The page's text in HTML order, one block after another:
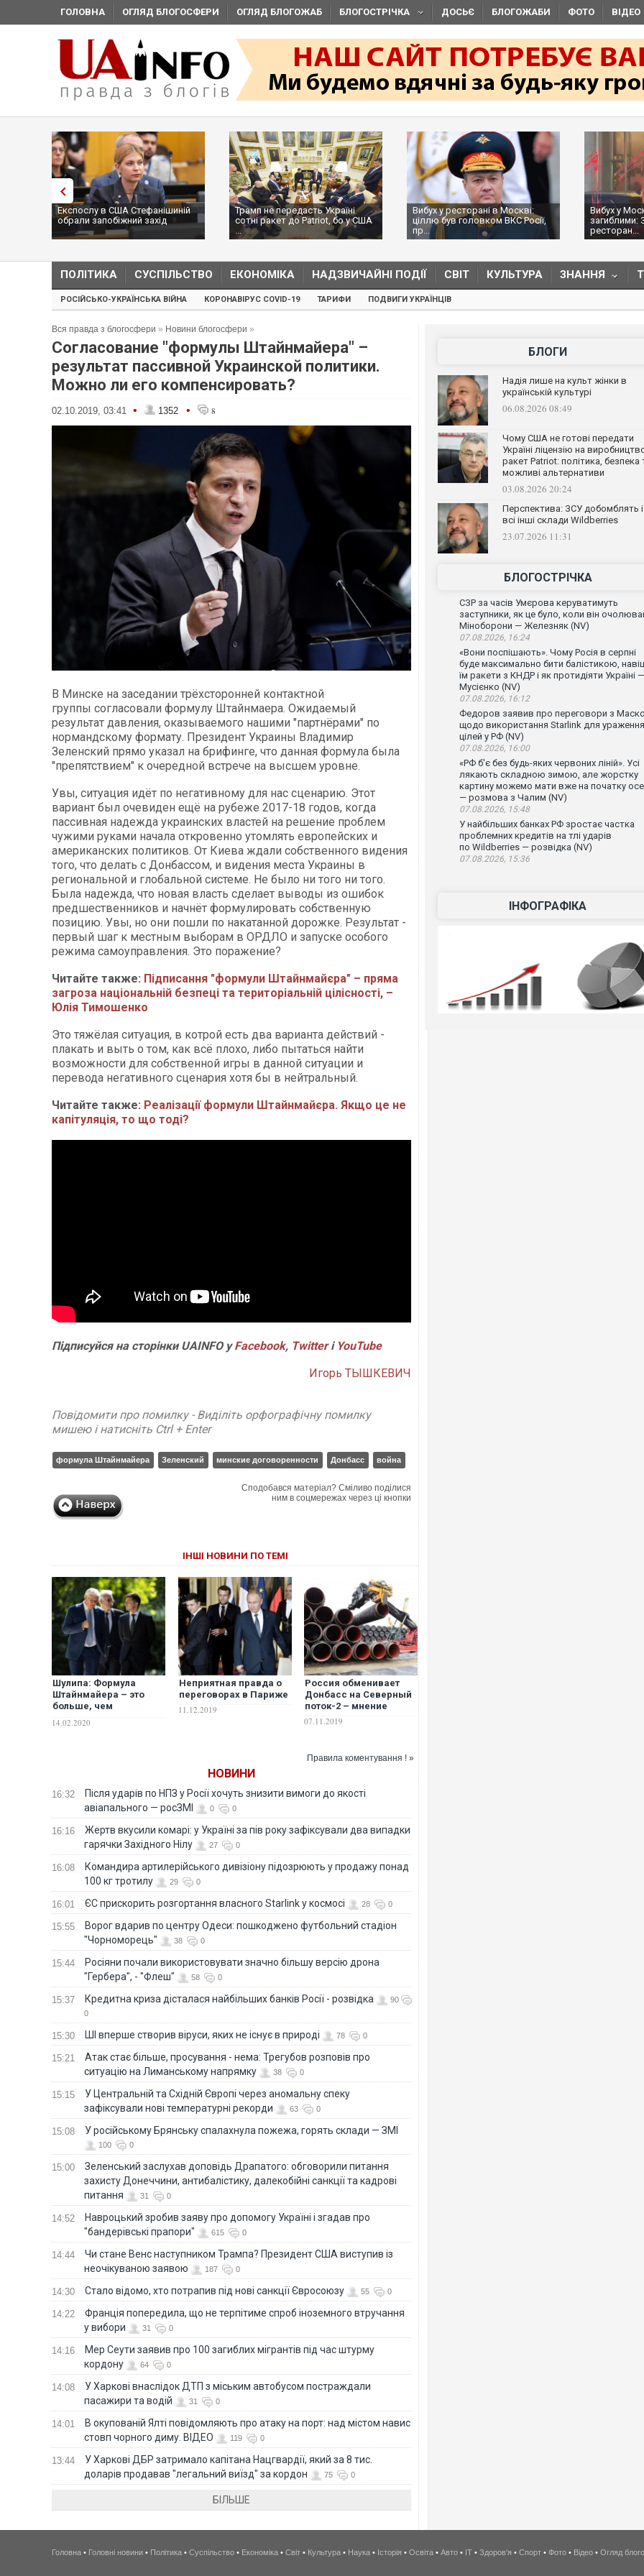
ГОЛОВНА ОГЛЯД БЛОГОСФЕРИ ОГЛЯД БЛОГОЖАБ БЛОГОСТРІЧКА ДОСЬЄ БЛОГОЖАБИ ФОТО ВІДЕО
Експослу в США Стефанішиній
обрали запобіжний захід
Трамп не передасть Україні
сотні ракет до Patriot, бо у США
...
Вибух у ресторані в Москві:
ціллю був головком ВКС Росії,
пр...
Вибух у
загиблими:
ресторан...
ПОЛІТИКА СУСПІЛЬСТВО ЕКОНОМІКА НАДЗВИЧАЙНІ ПОДІЇ СВІТ КУЛЬТУРА ЗНАННЯ
РОСІЙСЬКО-УКРАЇНСЬКА ВІЙНА КОРОНАВІРУС COVID-19 ТАРИФИ ПОДВИГИ УКРАЇНЦІВ
Вся правда з блогосфери » Новини блогосфери »
Согласование "формулы Штайнмайера" –
результат пассивной Украинской политики.
Можно ли его компенсировать?
02.10.2019, 03:41 • 1352 • 8
В Минске на заседании трёхсторонней контактной
группы согласовали формулу Штайнмаера. Ожидаемый
результат давления, оказываемого нашими "партнёрами" по
нормандскому формату. Президент Украины Владимир
Зеленский прямо указал на брифинге, что данная формула была
"препятствием" к очередной встрече на высшем уровне.
Увы, ситуация идёт по негативному для нас сценарию. Этот
вариант был очевиден ещё на рубеже 2017-18 годов, когда
пассивная надежда украинских властей на решение проблем
чужими руками начала откровенно утомлять европейских и
американских политиков. От Киева ждали собственного видения
того, что делать с Донбассом, и видения места Украины в
региональной и глобальной системе. Не было ни того ни того.
Была надежда, что новая власть сделает выводы из ошибок
предшественников и начнёт формулировать собственную
позицию. Увы, но они пошли по накатанной дорожке. Результат -
первый шаг к местным выборам в ОРДЛО и запуске особого
режима самоуправления. Это поражение?
Читайте также: Підписання "формули Штайнмайєра" – пряма
загроза національній безпеці та територіальній цілісності, –
Юлія Тимошенко
Это тяжёлая ситуация, в котрой есть два варианта действий -
плакать и выть о том, как всё плохо, либо пытаться найти
возможности для собственной игры в данной ситуации и
перевода негативного сценария хотя бы в нейтральный.
Читайте также: Реалізації формули Штайнмайєра. Якщо це не
капітуляція, то що тоді?
Підписуйся на сторінки UAINFO уFacebook, Twitter і YouTube
Игорь ТЫШКЕВИЧ
Повідомити про помилку - Виділіть орфографічну помилку
мишею і натисніть Ctrl + Enter
формула Штайнмайера Зеленский минские договоренности Донбасс война
Сподобався матеріал? Сміливо поділися
ним в соцмережах через ці кнопки
ІНШІ НОВИНИ ПО ТЕМІ
Шулипа: Формула
Штайнмайера – это
больше, чем
измена
14.02.2020
Неприятная правда о
переговорах в Париже
11.12.2019
Россия обменивает
Донбасс на Северный
поток-2 – мнение
07.11.2019
Правила коментування ! »
НОВИНИ
16:32
Після ударів по НПЗ у Росії хочуть знизити вимоги до якості
авіапального — росЗМІ
0 0
16:16
Жертв вкусили комарі: у Україні за пів року зафіксували два випадки
гарячки Західного Нілу
27 0
16:08
Командира артилерійського дивізіону підозрюють у продажу понад
100 кг тротилу
29 0
16:01 ЄС прискорить розгортання власного Starlink у космосі 28 0
15:55
Ворог вдарив по центру Одеси: пошкоджено футбольний стадіон
"Чорноморець"
38 0
15:44
Росіяни почали використовувати значно більшу версію дрона
"Гербера", - "Флеш"
58 0
15:37 Кредитна криза дісталася найбільших банків Росії - розвідка
90
0
15:30 ШІ вперше створив віруси, яких не існує в природі 78 0
15:21
Атак стає більше, просування - нема: Трегубов розповів про
ситуацію на Лиманському напрямку
38 0
15:15
У Центральній та Східній Європі через аномальну спеку
зафіксували нові температурні рекорди
63 0
15:08 У російському Брянську спалахнула пожежа, горять склади — ЗМІ
100 0
15:00
Зеленський заслухав доповідь Драпатого: обговорили питання
захисту Донеччини, антибалістику, далекобійні санкції та кадрові
питання
31 0
14:52
Навроцький зробив заяву про допомогу Україні і згадав про
"бандерівські прапори"
615 0
14:44
Чи стане Венс наступником Трампа? Президент США виступив із
неочікуваною заявою
187 0
14:30 Стало відомо, хто потрапив під нові санкції Євросоюзу 55 0
14:22
Франція попередила, що не терпітиме спроб іноземного втручання
у вибори
31 0
14:16
Мер Сеути заявив про 100 загиблих мігрантів під час штурму
кордону
64 0
14:08
У Харкові внаслідок ДТП з міським автобусом постраждали
пасажири та водій
31 0
14:01
В окупованій Ялті повідомляють про атаку на порт: над містом навис
стовп чорного диму. ВІДЕО
119 0
13:44
У Харкові ДБР затримало капітана Нацгвардії, який за 8 тис.
доларів продавав "легальний виїзд" за кордон
75 0
БІЛЬШЕ
БЛОГИ
Надія лише на культ жінки в
українській культурі
06.08.2026 08:49
Чому США не готові передати
Україні ліцензію на
ракет Patriot: політика, безпека
можливі альтернативи
03.08.2026 20:24
Перспектива: ЗСУ добомблять і
всі інші склади Wildberries
23.07.2026 11:31
БЛОГОСТРІЧКА
СЗР за часів Умєрова керуватимуть
заступники, як це було, коли він
Міноборони — Железняк (NV)
07.08.2026, 16:24
«Вони поспішають». Чому Росія в серпні
буде максимально бити балістикою,
їм ракети з КНДР і як протидіяти Україні —
Мусієнко (NV)
07.08.2026, 16:12
Федоров заявив про переговори з
щодо використання Starlink для ураження
цілей у РФ (NV)
07.08.2026, 16:00
«РФ б'є без будь-яких червоних ліній». Усі
лякають складною зимою, але жорстку
картину можемо мати вже на початку
— розмова з Чалим (NV)
07.08.2026, 15:48
У найбільших банках РФ зростає частка
проблемних кредитів на тлі ударів
по Wildberries — розвідка (NV)
07.08.2026, 15:36
ІНФОГРАФІКА
Головна • Головні новини • Політика • Суспільство • Економіка • Світ • Культура • Наука • Історія • Освіта • Авто • IT • Здоров'я • Спорт • Фото • Відео • Огляд